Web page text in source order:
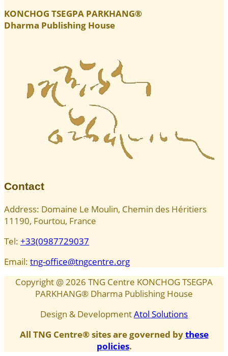
KONCHOG TSEGPA PARKHANG®
Dharma Publishing House
Contact
Address: Domaine Le Moulin, Chemin des Héritiers
11190, Fourtou, France
Tel: +33(0987729037
Email: tng-office@tngcentre.org
Copyright @2026 TNG Centre KONCHOG TSEGPA
PARKHANG® Dharma Publishing House
Design & DevelopmentAtol Solutions
All TNG Centre® sites are governed bythese
policies.